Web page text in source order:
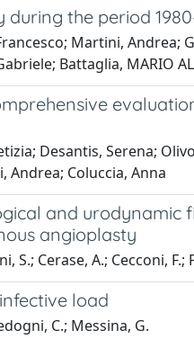
the period
Martini, Andrea;
Battaglia, MARIO
Desantis, Serena;
Andrea; Coluccia, Anna
and urodynamic
angioplasty
Cerase, A.; Cecconi, F.;
load
C.; Messina, G.